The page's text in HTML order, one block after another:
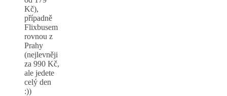
Kč),
případně
Flixbusem
rovnou z
Prahy
(nejlevněji
za 990 Kč,
ale jedete
celý den
:))